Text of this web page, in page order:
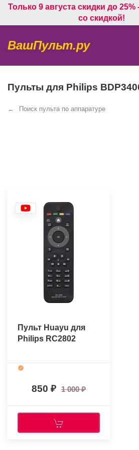
Только 9 августа скидки до 25%
со скидкой!
ВашПульт.ру
Пульты для Philips
Поиск пульта по аппаратуре
Пульт Huayu для
Philips RC2802
850 1 000